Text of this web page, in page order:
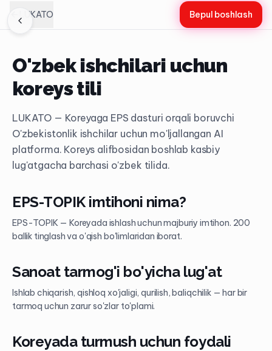
LUKATO Bepul boshlash
O'zbek ishchilari uchun
koreys tili
LUKATO — Koreyaga EPS dasturi orqali boruvchi
O'zbekistonlik ishchilar uchun mo'ljallangan AI
platforma. Koreys alifbosidan boshlab kasbiy
lug'atgacha barchasi o'zbek tilida.
EPS-TOPIK imtihoni nima?
EPS-TOPIK — Koreyada ishlash uchun majburiy imtihon. 200
ballik tinglash va o'qish bo'limlaridan iborat.
Sanoat tarmog'i bo'yicha lug'at
Ishlab chiqarish, qishloq xo'jaligi, qurilish, baliqchilik — har bir
tarmoq uchun zarur so'zlar to'plami.
Koreyada turmush uchun foydali